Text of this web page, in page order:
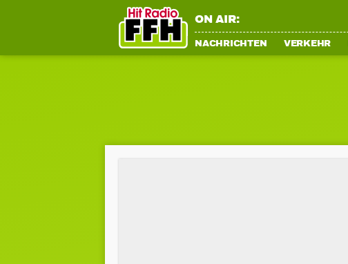
ON AIR:
NACHRICHTEN VERKEHR